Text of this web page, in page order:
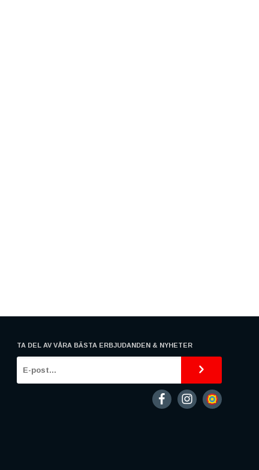
TA DEL AV VÅRA BÄSTA ERBJUDANDEN & NYHETER